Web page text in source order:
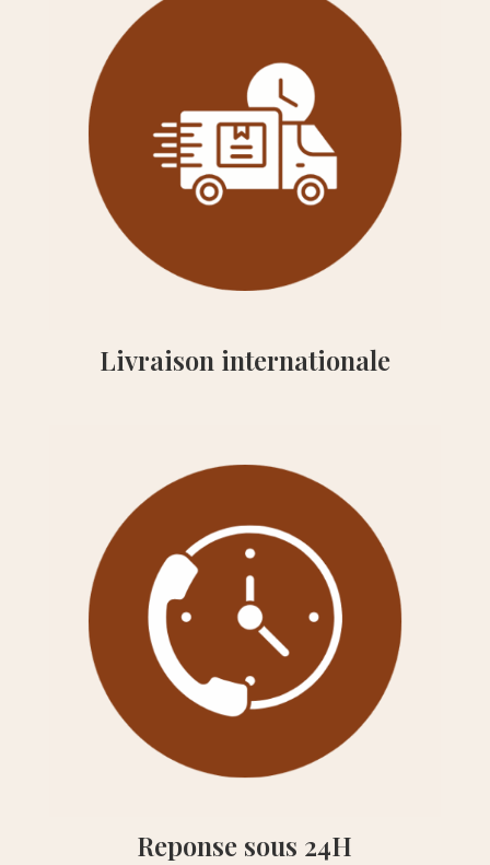
Livraison internationale
Reponse sous 24H